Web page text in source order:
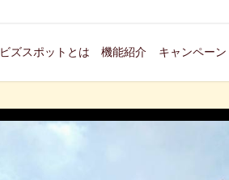
ビズスポットとは 機能紹介 キャンペーン